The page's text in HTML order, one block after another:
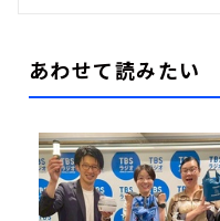
あわせて読みたい